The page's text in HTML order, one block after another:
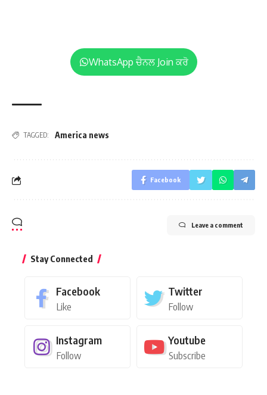
WhatsApp ਚੈਨਲ Join ਕਰੋ
TAGGED: America news
Facebook
Leave a comment
Stay Connected
Facebook
Like
Twitter
Follow
Instagram
Follow
Youtube
Subscribe